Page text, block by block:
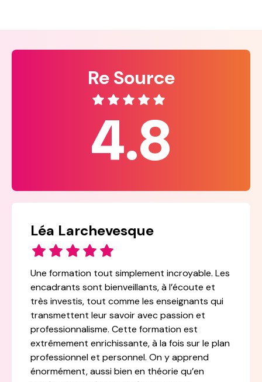
Re Source
4.8
Léa Larchevesque
Une formation tout simplement incroyable. Les
encadrants sont bienveillants, à l’écoute et
très investis, tout comme les enseignants qui
transmettent leur savoir avec passion et
professionnalisme. Cette formation est
extrêmement enrichissante, à la fois sur le plan
professionnel et personnel. On y apprend
énormément, aussi bien en théorie qu’en